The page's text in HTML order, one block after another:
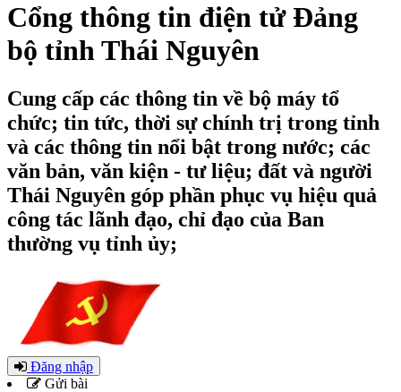
Cổng thông tin điện tử Đảng
bộ tỉnh Thái Nguyên
Cung cấp các thông tin về bộ máy tổ
chức; tin tức, thời sự chính trị trong tỉnh
và các thông tin nổi bật trong nước; các
văn bản, văn kiện - tư liệu; đất và người
Thái Nguyên góp phần phục vụ hiệu quả
công tác lãnh đạo, chỉ đạo của Ban
thường vụ tỉnh ủy;
Đăng nhập
Gửi bài